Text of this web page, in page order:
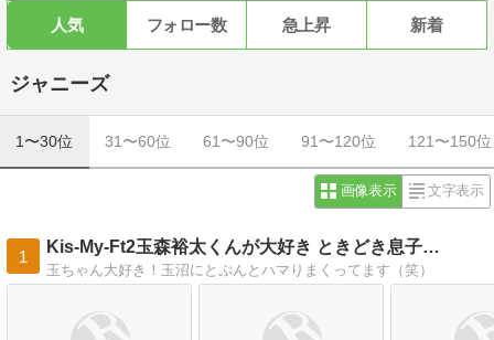
人気 フォロー数 急上昇 新着
ジャニーズ
1〜30位 31〜60位 61〜90位 91〜120位 121〜150位
画像表示 文字表示
1
Kis-My-Ft2玉森裕太くんが大好き ときどき息子…
玉ちゃん大好き！玉沼にとぷんとハマりまくってます（笑）